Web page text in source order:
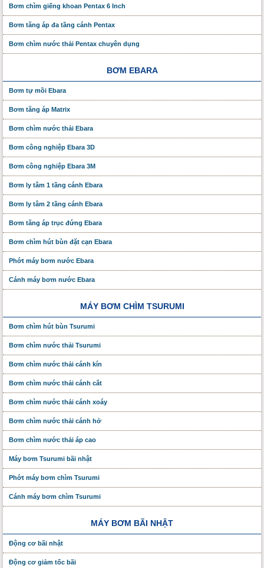
Bơm chìm giếng khoan Pentax 6 Inch
Bơm tăng áp đa tầng cánh Pentax
Bơm chìm nước thải Pentax chuyên dụng
BƠM EBARA
Bơm tự mồi Ebara
Bơm tăng áp Matrix
Bơm chìm nước thải Ebara
Bơm công nghiệp Ebara 3D
Bơm công nghiệp Ebara 3M
Bơm ly tâm 1 tầng cánh Ebara
Bơm ly tâm 2 tầng cánh Ebara
Bơm tăng áp trục đứng Ebara
Bơm chìm hút bùn đặt cạn Ebara
Phớt máy bơm nước Ebara
Cánh máy bơm nước Ebara
MÁY BƠM CHÌM TSURUMI
Bơm chìm hút bùn Tsurumi
Bơm chìm nước thải Tsurumi
Bơm chìm nước thải cánh kín
Bơm chìm nước thải cánh cắt
Bơm chìm nước thải cánh xoáy
Bơm chìm nước thải cánh hở
Bơm chìm nước thải áp cao
Máy bơm Tsurumi bãi nhật
Phớt máy bơm chìm Tsurumi
Cánh máy bơm chìm Tsurumi
MÁY BƠM BÃI NHẬT
Động cơ bãi nhật
Động cơ giảm tốc bãi